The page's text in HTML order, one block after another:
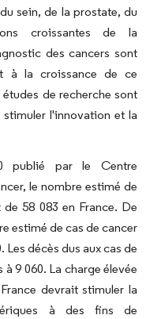
sein, de la prostate, du
croissantes de la
des cancers sont
à la croissance de ce
de recherche sont
l'innovation et la
publié par le Centre
le nombre estimé de
58 083 en France. De
estimé de cas de cancer
Les décès dus aux cas de
9 060. La charge élevée
devrait stimuler la
à des fins de